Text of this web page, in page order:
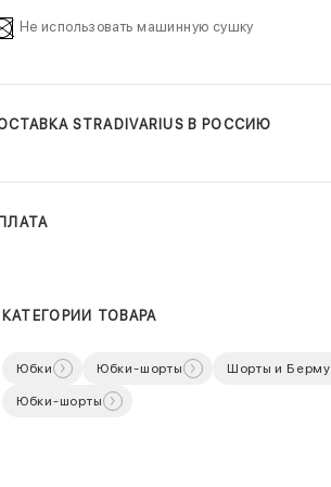
Не использовать машинную сушку
STRADIVARIUS В РОССИЮ
КАТЕГОРИИ ТОВАРА
Юбки Юбки-шорты Шорты и
Юбки-шорты